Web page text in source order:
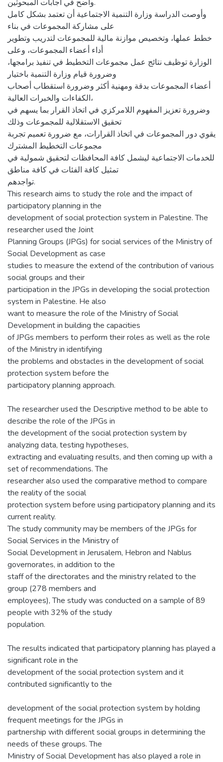
واضح في اجابات المبحوثین.
وأوصت الدراسة وزارة التنمیة الاجتماعیة أن تعتمد بشكل كامل
على مشاركة المجموعات في بناء
خطط عملها، وتخصیص موازنة مالیة للمجموعات لتدریب وتطویر
أداء أعضاء المجموعات، وعلى
الوزارة توظیف نتائج عمل مجموعات التخطیط في تنفیذ برامجها،
وضرورة قیام وزارة التنمیة باختیار
أعضاء المجموعات بدقة ومهنیة أكثر وضرورة استقطاب أصحاب
الكفاءات والخبرات العالیة،
وضرورة تعزیز المفهوم اللامركزي في اتخاذ القرار بما یسهم في
تحقیق الاستقلالیة للمجموعات وذلك
یقوي دور المجموعات في اتخاذ القرارات، مع ضرورة تعمیم تجربة
مجموعات التخطیط المشترك
للخدمات الاجتماعیة لیشمل كافة المحافظات لتحقیق شمولیة في
تمثیل كافة الفئات في كافة مناطق
تواجدهم.
This research aims to study the role and the impact of
participatory planning in the
development of social protection system in Palestine. The
researcher used the Joint
Planning Groups (JPGs) for social services of the Ministry of
Social Development as case
studies to measure the extend of the contribution of various
social groups and their
participation in the JPGs in developing the social protection
system in Palestine. He also
want to measure the role of the Ministry of Social
Development in building the capacities
of JPGs members to perform their roles as well as the role
of the Ministry in identifying
the problems and obstacles in the development of social
protection system before the
participatory planning approach.
The researcher used the Descriptive method to be able to
describe the role of the JPGs in
the development of the social protection system by
analyzing data, testing hypotheses,
extracting and evaluating results, and then coming up with a
set of recommendations. The
researcher also used the comparative method to compare
the reality of the social
protection system before using participatory planning and its
current reality.
The study community may be members of the JPGs for
Social Services in the Ministry of
Social Development in Jerusalem, Hebron and Nablus
governorates, in addition to the
staff of the directorates and the ministry related to the
group (278 members and
employees), The study was conducted on a sample of 89
people with 32% of the study
population.
The results indicated that participatory planning has played a
significant role in the
development of the social protection system and it
contributed significantly to the
development of the social protection system by holding
frequent meetings for the JPGs in
partnership with different social groups in determining the
needs of these groups. The
Ministry of Social Development has also played a role in